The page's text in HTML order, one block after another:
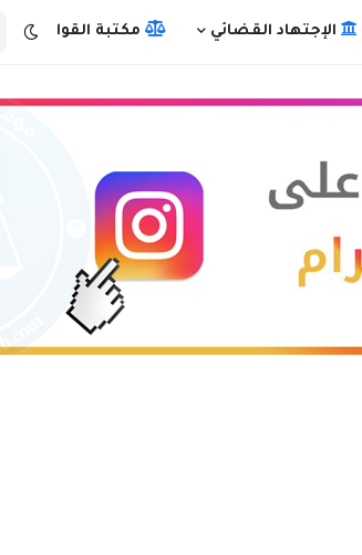
الإجتهاد القضائي مكتبة القوانين